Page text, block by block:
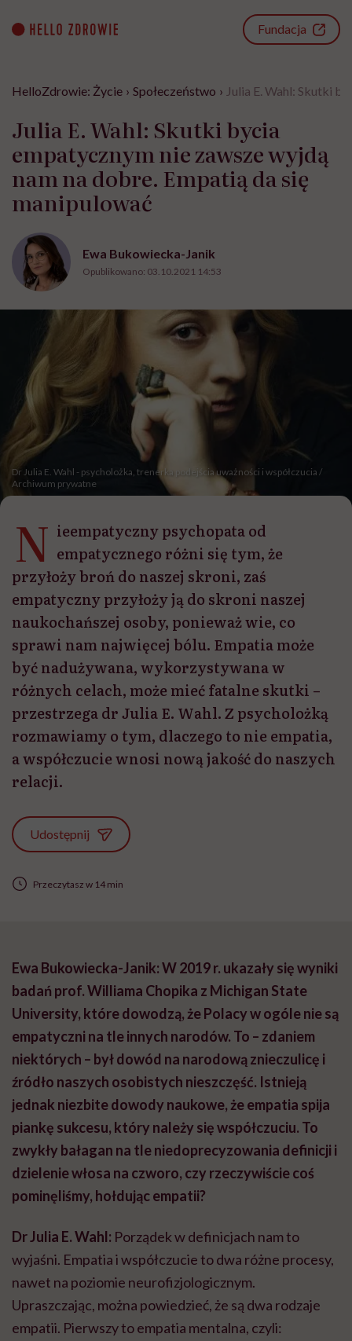
content
Fundacja
HelloZdrowie: Życie › Społeczeństwo › Julia E. Wahl: Skutki
Julia E. Wahl: Skutki bycia
empatycznym nie zawsze wyjdą
nam na dobre. Empatią da się
manipulować
Ewa Bukowiecka-Janik
Opublikowano: 03.10.2021 14:53
Dr Julia E. Wahl - psycholożka, trenerka podejścia uważności i współczucia /
Archiwum prywatne
N ieempatyczny psychopata od
empatycznego różni się tym, że
przyłoży broń do naszej skroni, zaś
empatyczny przyłoży ją do skroni naszej
naukochańszej osoby, ponieważ wie, co
sprawi nam najwięcej bólu. Empatia może
być nadużywana, wykorzystywana w
różnych celach, może mieć fatalne skutki –
przestrzega dr Julia E. Wahl. Z psycholożką
rozmawiamy o tym, dlaczego to nie empatia,
a współczucie wnosi nową jakość do naszych
relacji.
Udostępnij
Przeczytasz w 14 min
Ewa Bukowiecka-Janik: W 2019 r. ukazały się wyniki
badań prof. Williama Chopika z Michigan State
University, które dowodzą, że Polacy w ogóle nie są
empatyczni na tle innych narodów. To – zdaniem
niektórych – był dowód na narodową znieczulicę i
źródło naszych osobistych nieszczęść. Istnieją
jednak niezbite dowody naukowe, że empatia spija
piankę sukcesu, który należy się współczuciu. To
zwykły bałagan na tle niedoprecyzowania definicji i
dzielenie włosa na czworo, czy rzeczywiście coś
pominęliśmy, hołdując empatii?
Dr Julia E. Wahl: Porządek w definicjach nam to
wyjaśni. Empatia i współczucie to dwa różne procesy,
nawet na poziomie neurofizjologicznym.
Upraszczając, można powiedzieć, że są dwa rodzaje
empatii. Pierwszy to empatia mentalna, czyli: